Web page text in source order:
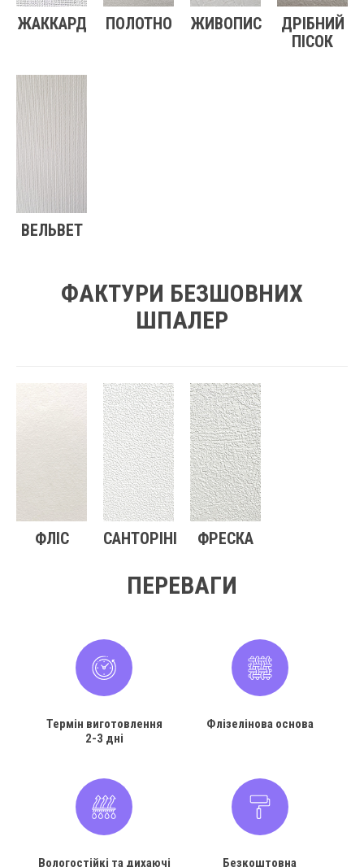
ЖАККАРД ПОЛОТНО ЖИВОПИС
ДРІБНИЙ
ПІСОК
ВЕЛЬВЕТ
ФАКТУРИ БЕЗШОВНИХ
ШПАЛЕР
ФЛІС САНТОРІНІ ФРЕСКА
ПЕРЕВАГИ
Термін виготовлення
2-3 дні
Флізелінова основа
Вологостійкі та дихаючі Безкоштовна